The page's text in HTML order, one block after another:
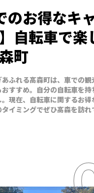
のお得なキ
自転車で楽
町
ふれる高森町は、車での観
すすめ。自分の自転車を
現在、自転車に関するお得
イミングでぜひ高森を訪